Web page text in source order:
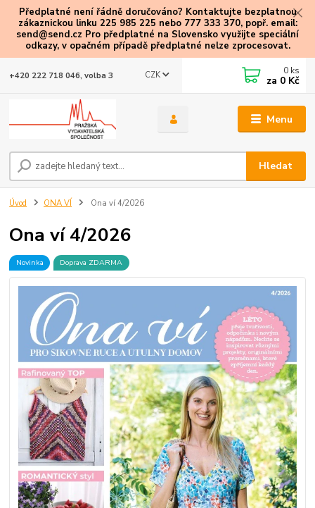
Předplatné není řádně doručováno? Kontaktujte bezplatnou
zákaznickou linku 225 985 225 nebo 777 333 370, popř. email:
send@send.cz Pro předplatné na Slovensko využijte speciální
odkazy, v opačném případě předplatné nelze zprocesovat.
Menu
CZK
Hledat
+420 222 718 046, volba 3 0 ks
za 0 Kč
Úvod ONA VÍ Ona ví 4/2026
Ona ví 4/2026
Novinka Doprava ZDARMA